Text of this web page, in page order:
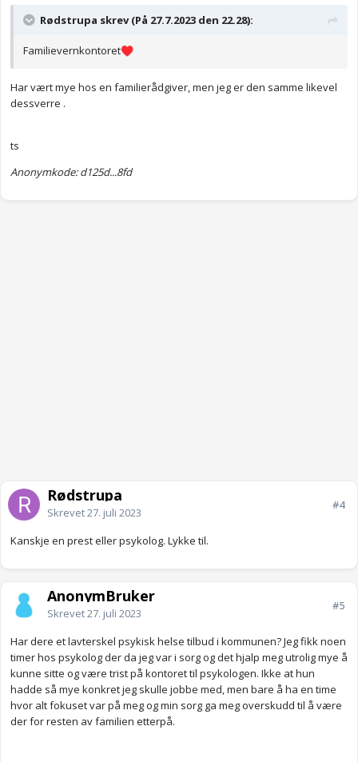
Rødstrupa skrev (På 27.7.2023 den 22.28):
Familievernkontoret♥️
Har vært mye hos en familierådgiver, men jeg er den samme likevel
dessverre .
ts
Anonymkode: d125d...8fd
Rødstrupa
Skrevet27. juli 2023
#4
Kanskje en prest eller psykolog. Lykke til.
AnonymBruker
Skrevet27. juli 2023
#5
Har dere et lavterskel psykisk helse tilbud i kommunen? Jeg fikk noen
timer hos psykolog der da jeg var i sorg og det hjalp meg utrolig mye å
kunne sitte og være trist på kontoret til psykologen. Ikke at hun
hadde så mye konkret jeg skulle jobbe med, men bare å ha en time
hvor alt fokuset var på meg og min sorg ga meg overskudd til å være
der for resten av familien etterpå.